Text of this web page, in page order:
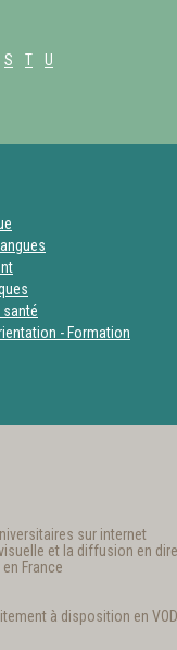
S T U
santé
- Formation
sur internet
et la diffusion en
France
à disposition en VOD